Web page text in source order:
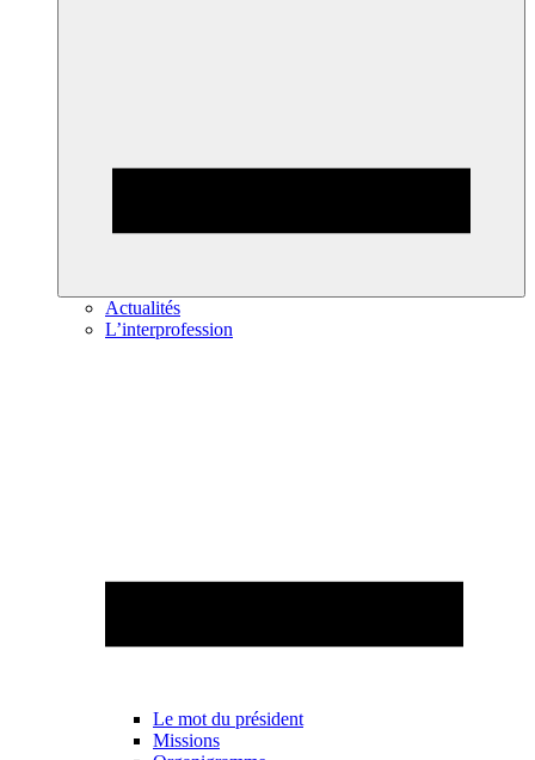
Actualités
L’interprofession
Le mot du président
Missions